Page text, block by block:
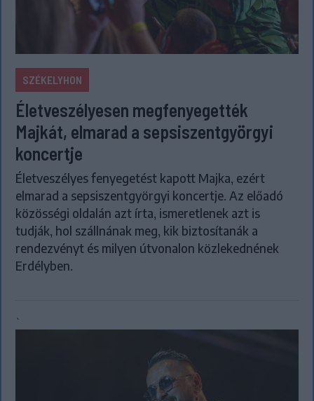
SZÉKELYHON
Életveszélyesen megfenyegették
Majkát, elmarad a sepsiszentgyörgyi
koncertje
Életveszélyes fenyegetést kapott Majka, ezért
elmarad a sepsiszentgyörgyi koncertje. Az előadó
közösségi oldalán azt írta, ismeretlenek azt is
tudják, hol szállnának meg, kik biztosítanák a
rendezvényt és milyen útvonalon közlekednének
Erdélyben.
`